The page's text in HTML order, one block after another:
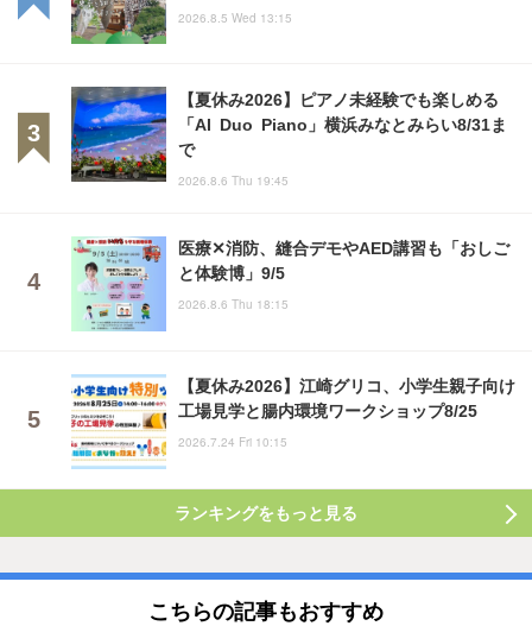
2026.8.5 Wed 13:15
【夏休み2026】ピアノ未経験でも楽しめる
「AI Duo Piano」横浜みなとみらい8/31ま
で
2026.8.6 Thu 19:45
医療✕消防、縫合デモやAED講習も「おしご
と体験博」9/5
2026.8.6 Thu 18:15
【夏休み2026】江崎グリコ、小学生親子向け
工場見学と腸内環境ワークショップ8/25
2026.7.24 Fri 10:15
ランキングをもっと見る
こちらの記事もおすすめ